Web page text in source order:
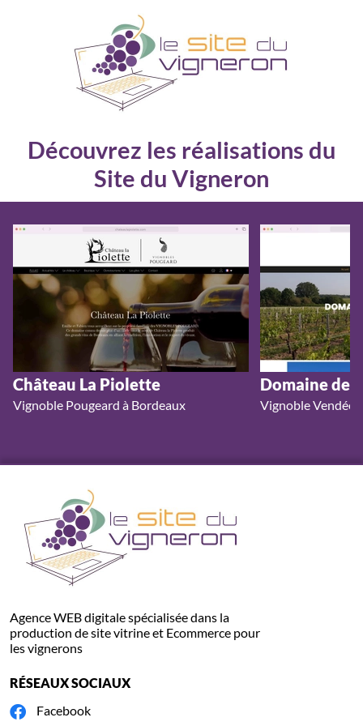
Découvrez les réalisations du
Site du Vigneron
Château La Piolette
Vignoble Pougeard à Bordeaux
Domaine de
Vignoble
Agence WEB digitale spécialisée dans la
production de site vitrine et Ecommerce pour
les vignerons
RÉSEAUX SOCIAUX
Facebook